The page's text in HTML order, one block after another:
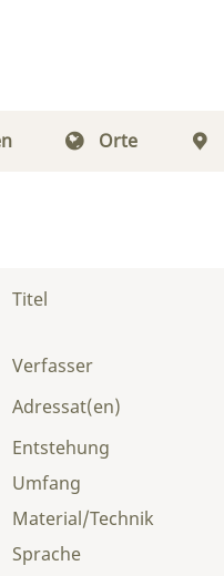
Orte
Titel
Verfasser
Adressat(en)
Entstehung
Umfang
Material/Technik
Sprache